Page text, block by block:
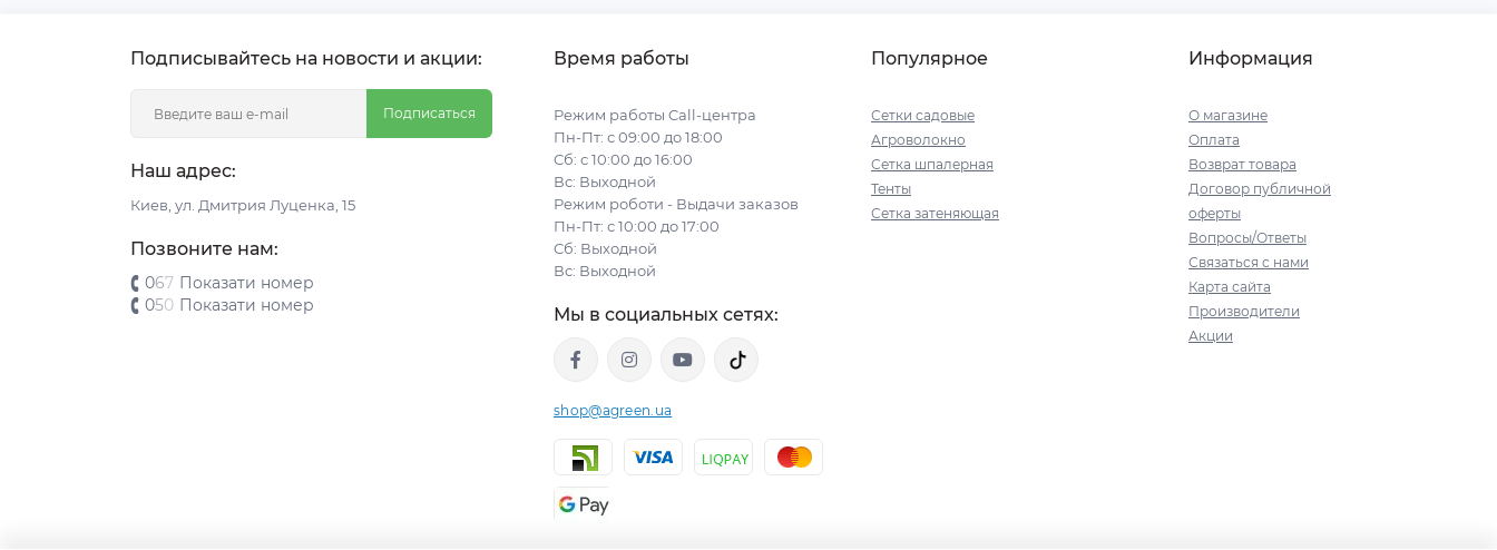
Подписывайтесь на новости и акции:
Подписаться
Наш адрес:
Киeв, ул. Дмитрия Луценка, 15
Позвоните нам:
067 Показати номер
050 Показати номер
Время работы
Режим работы Call-центра
Пн-Пт: с 09:00 до 18:00
Сб: с 10:00 до 16:00
Вс: Выходной
Режим роботи - Выдачи заказов
Пн-Пт: с 10:00 до 17:00
Сб: Выходной
Вс: Выходной
Мы в социальных сетях:
shop@agreen.ua
Популярное
Сетки садовые
Агроволокно
Сетка шпалерная
Тенты
Сетка затеняющая
Информация
О магазине
Оплата
Возврат товара
Договор публичной
оферты
Вопросы/Ответы
Связаться с нами
Карта сайта
Производители
Акции